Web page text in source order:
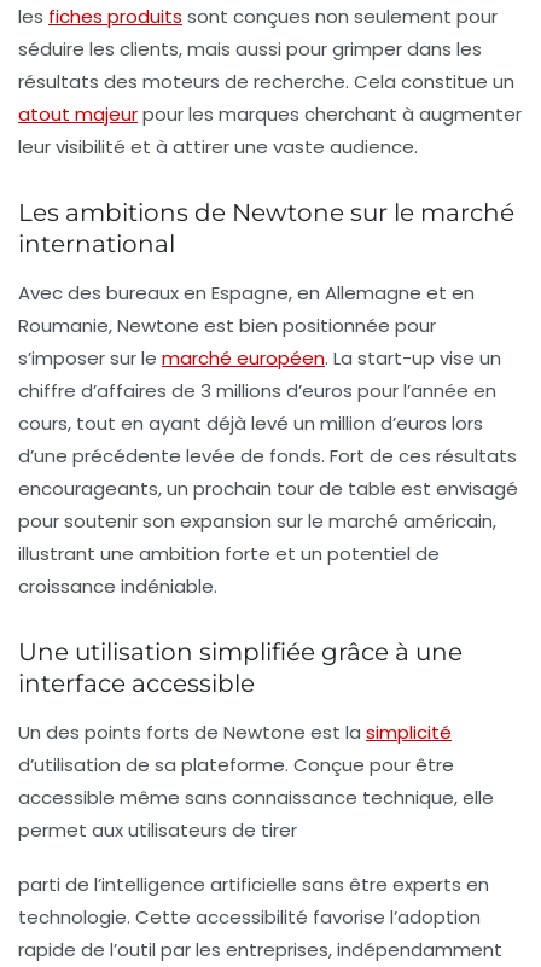
les fiches produits sont conçues non seulement pour
séduire les clients, mais aussi pour grimper dans les
résultats des moteurs de recherche. Cela constitue un
atout majeurpour les marques cherchant à augmenter
leur visibilité et à attirer une vaste audience.
Les ambitions de Newtone sur le marché
international
Avec des bureaux en Espagne, en Allemagne et en
Roumanie, Newtone est bien positionnée pour
s’imposer sur le marché européen. La start-up vise un
chiffre d’affaires de 3 millions d’euros pour l’année en
cours, tout en ayant déjà levé un million d’euros lors
d’une précédente levée de fonds. Fort de ces résultats
encourageants, un prochain tour de table est envisagé
pour soutenir son expansion sur le marché américain,
illustrant une ambition forte et un potentiel de
croissance indéniable.
Une utilisation simplifiée grâce à une
interface accessible
Un des points forts de Newtone est la simplicité
d’utilisation de sa plateforme. Conçue pour être
accessible même sans connaissance technique, elle
permet aux utilisateurs de tirer
parti de l’intelligence artificielle sans être experts en
technologie. Cette accessibilité favorise l’adoption
rapide de l’outil par les entreprises, indépendamment